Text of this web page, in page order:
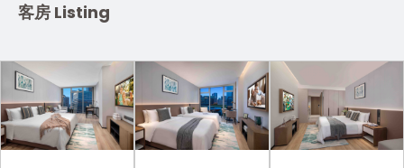
客房 Listing